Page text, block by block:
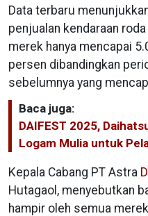
Data terbaru
penjualan kendaraan
merek hanya mencapai
persen dibandingkan
sebelumnya yang
Baca juga:
DAIFEST 2025,
Logam Mulia untuk
Kepala Cabang PT Astra
Hutagaol, menyebutkan
hampir oleh semua